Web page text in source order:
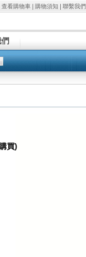
查看購物車 購物須知 聯繫我們
買)